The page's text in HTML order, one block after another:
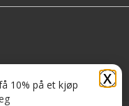
X
10% på et kjøp